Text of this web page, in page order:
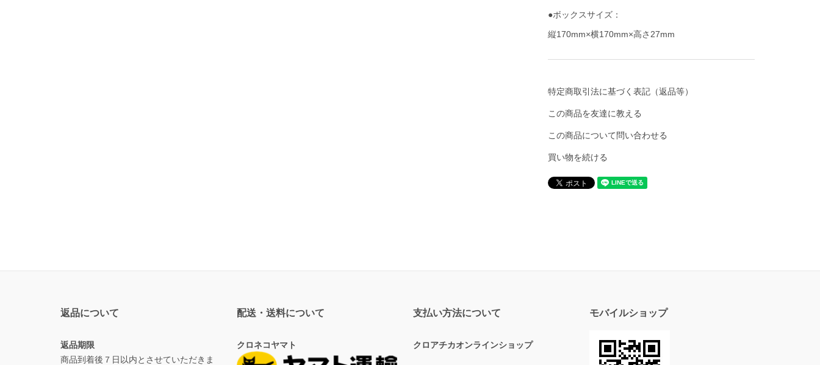
●ボックスサイズ：
縦170mm×横170mm×高さ27mm
特定商取引法に基づく表記（返品等）
この商品を友達に教える
この商品について問い合わせる
買い物を続ける
返品について
返品期限
商品到着後７日以内とさせていただきま
配送・送料について
クロネコヤマト
支払い方法について
クロアチカオンラインショップ
モバイルショップ